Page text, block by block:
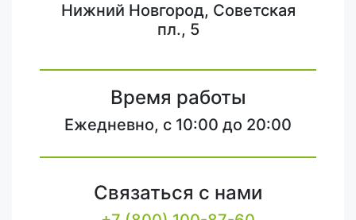
Нижний Новгород, Советская
пл., 5
Время работы
Ежедневно, с 10:00 до 20:00
Связаться с нами